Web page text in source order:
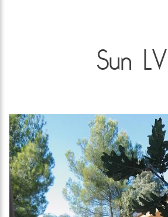
Sun LV